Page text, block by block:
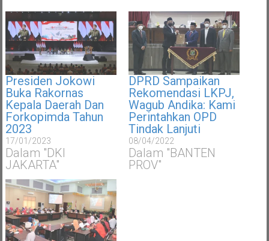
Presiden Jokowi
Buka Rakornas
Kepala Daerah Dan
Forkopimda Tahun
2023
17/01/2023
Dalam "DKI
JAKARTA"
DPRD Sampaikan
Rekomendasi LKPJ,
Wagub Andika: Kami
Perintahkan OPD
Tindak Lanjuti
08/04/2022
Dalam "BANTEN
PROV"